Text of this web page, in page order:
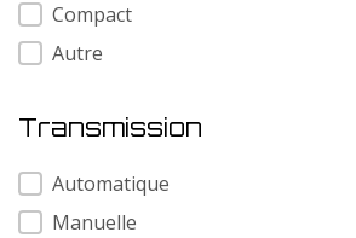
Compact
Autre
Transmission
Transmission
Automatique
Manuelle